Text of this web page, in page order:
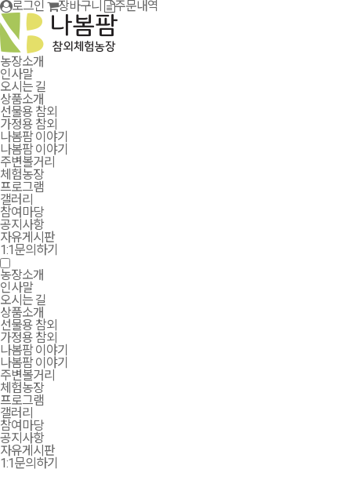
로그인 장바구니 주문내역
농장소개
인사말
오시는 길
상품소개
선물용 참외
가정용 참외
나봄팜 이야기
나봄팜 이야기
주변볼거리
체험농장
프로그램
갤러리
참여마당
공지사항
자유게시판
1:1문의하기
농장소개
인사말
오시는 길
상품소개
선물용 참외
가정용 참외
나봄팜 이야기
나봄팜 이야기
주변볼거리
체험농장
프로그램
갤러리
참여마당
공지사항
자유게시판
1:1문의하기